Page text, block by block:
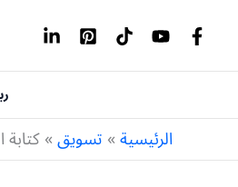
المحتوى
الرئيسية تسويق